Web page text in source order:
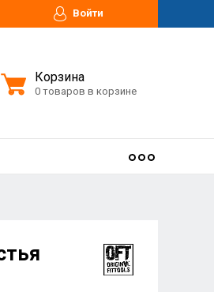
Войти
Корзина
0 товаров в корзине